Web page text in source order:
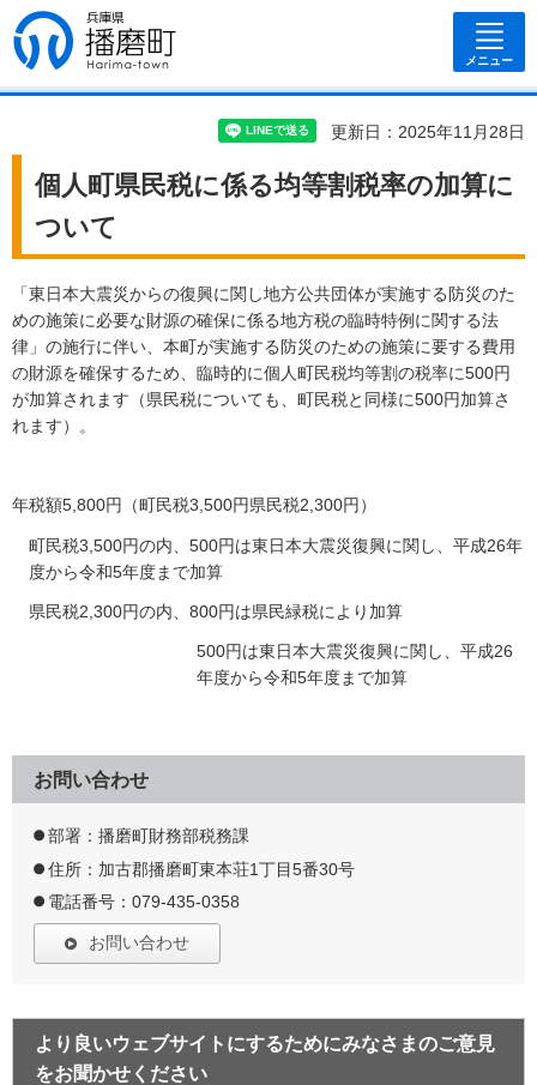
兵庫県 播磨
町
メニュー
更新日：2025年11月28日
個人町県民税に係る均等割税率の加算に
ついて
「東日本大震災からの復興に関し地方公共団体が実施する防災のた
めの施策に必要な財源の確保に係る地方税の臨時特例に関する法
律」の施行に伴い、本町が実施する防災のための施策に要する費用
の財源を確保するため、臨時的に個人町民税均等割の税率に500円
が加算されます（県民税についても、町民税と同様に500円加算さ
れます）。
年税額5,800円（町民税3,500円県民税2,300円）
町民税3,500円の内、500円は東日本大震災復興に関し、平成26年
度から令和5年度まで加算
県民税2,300円の内、800円は県民緑税により加算
500円は東日本大震災復興に関し、平成26
年度から令和5年度まで加算
お問い合わせ
部署：播磨町財務部税務課
住所：加古郡播磨町東本荘1丁目5番30号
電話番号：079-435-0358
お問い合わせ
より良いウェブサイトにするためにみなさまのご意見
をお聞かせください